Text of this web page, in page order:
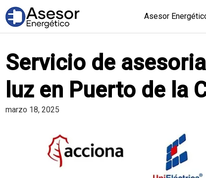
Asesor
Servicio de
luz en Puerto de la
marzo 18, 2025